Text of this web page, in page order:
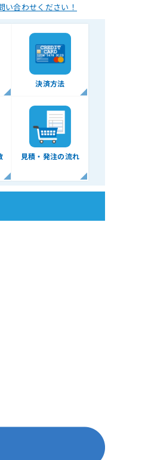
い合わせください！
決済方法
見積・発注の流れ